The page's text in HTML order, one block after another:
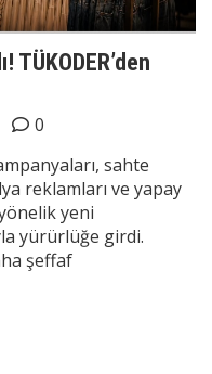
TÜKODER’den
0
sahte
reklamları ve yapay
yeni
yürürlüğe girdi.
şeffaf